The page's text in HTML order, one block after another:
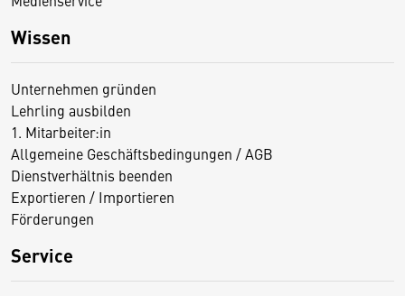
Wissen
Unternehmen gründen
Lehrling ausbilden
1. Mitarbeiter:in
Allgemeine Geschäftsbedingungen / AGB
Dienstverhältnis beenden
Exportieren / Importieren
Förderungen
Service